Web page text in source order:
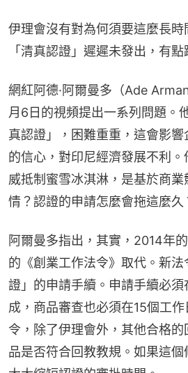
伊理會沒有對為何須要這麼長時
「清真認證」遲遲未發出，有點
網紅阿德·阿爾曼多（Ade
月6日的視頻提出一系列問題。
真認證」，困難重重，這會影
的信心，對印尼經濟發展不利
威抵制蜜雪冰淇淋，是基於商
情？認證的申請怎麼會拖這麼久
阿爾曼多指出，其實，2014年
的《創業工作法令》取代。新
證」的申請手續。申請手續必
成，商品審查也必須在15個工
令，除了伊理會外，其他合格
品是否符合回教教規。如果這